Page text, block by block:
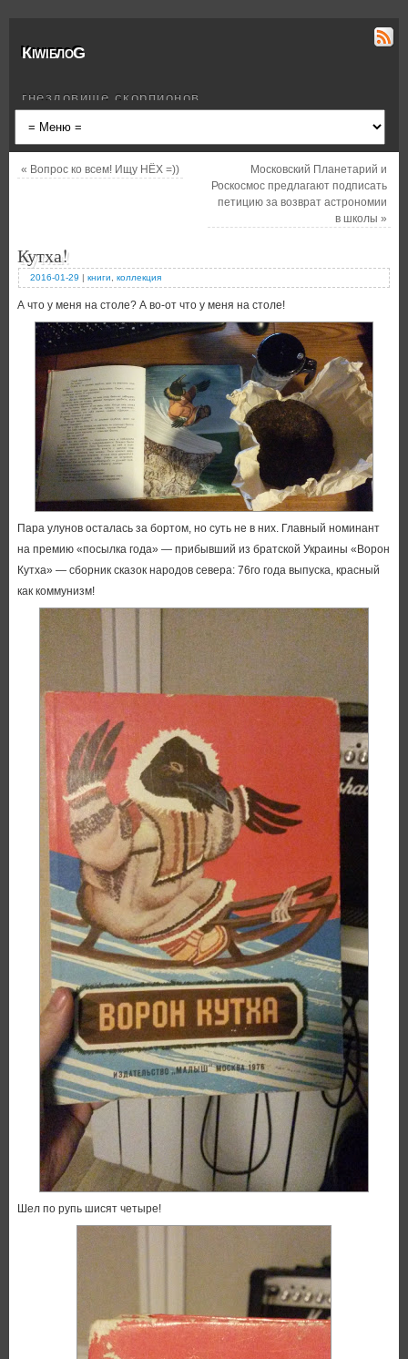
КiwiблоG
гнездовище скорпионов
« Вопрос ко всем! Ищу НЁХ =))
Московский Планетарий и
Роскосмос предлагают подписать
петицию за возврат астрономии
в школы»
Кутха!
2016-01-29 | книги коллекция
А что у меня на столе? А во-от что у меня на столе!
Пара улунов осталась за бортом, но суть не в них. Главный номинант
на премию «посылка года» — прибывший из братской Украины «Ворон
Кутха» — сборник сказок народов севера: 76го года выпуска, красный
как коммунизм!
Шел по рупь шисят четыре!